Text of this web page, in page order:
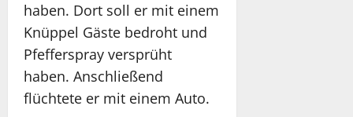
haben. Dort soll er mit einem
Knüppel Gäste bedroht und
Pfefferspray versprüht
haben. Anschließend
flüchtete er mit einem Auto.